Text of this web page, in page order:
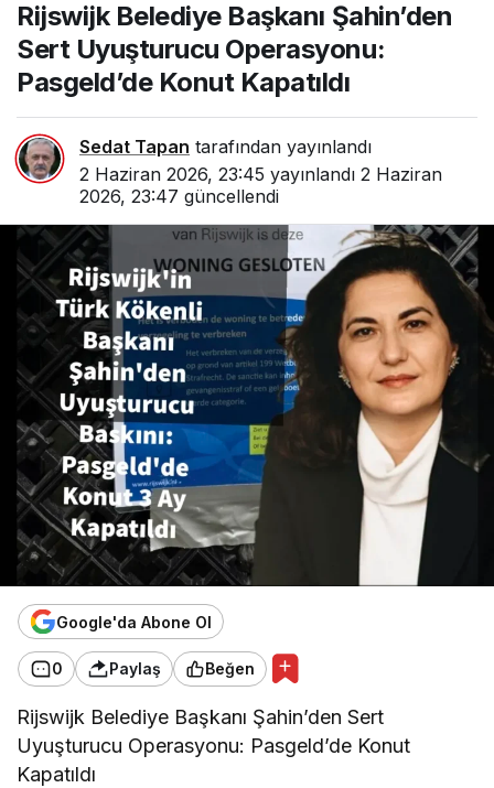
Uyuşturucu Operasyonu:
Pasgeld’de Konut
Kapatıldı
Rijswijk Belediye Başkanı Şahin’den
Sert Uyuşturucu Operasyonu:
Pasgeld’de Konut Kapatıldı
Sedat Tapan tarafından yayınlandı
2 Haziran 2026, 23:45 yayınlandı 2 Haziran
2026, 23:47 güncellendi
Google'da Abone Ol
0 Paylaş Beğen
Rijswijk Belediye Başkanı Şahin’den Sert
Uyuşturucu Operasyonu: Pasgeld’de Konut
Kapatıldı